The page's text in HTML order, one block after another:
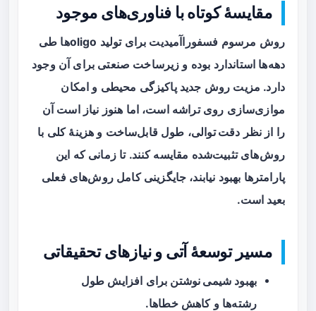
مقایسهٔ کوتاه با فناوری‌های موجود
روش مرسوم فسفوراآمیدیت برای تولید oligoها طی
دهه‌ها استاندارد بوده و زیرساخت صنعتی برای آن وجود
دارد. مزیت روش جدید پاکیزگی محیطی و امکان
موازی‌سازی روی تراشه است، اما هنوز نیاز است آن
را از نظر دقت توالی، طول قابل‌ساخت و هزینهٔ کلی با
روش‌های تثبیت‌شده مقایسه کنند. تا زمانی که این
پارامترها بهبود نیابند، جایگزینی کامل روش‌های فعلی
بعید است.
مسیر توسعهٔ آتی و نیازهای تحقیقاتی
بهبود شیمی نوشتن برای افزایش طول
رشته‌ها و کاهش خطاها.